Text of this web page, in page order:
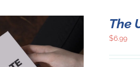
The
$6.99